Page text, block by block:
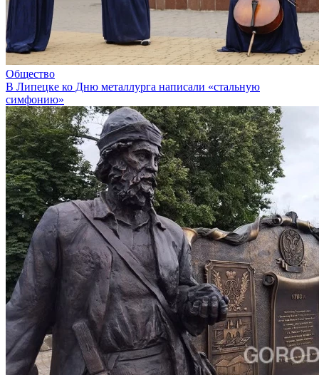
Общество
В Липецке ко Дню металлурга написали «стальную
симфонию»